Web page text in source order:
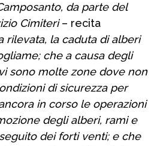
da parte del
Cimiteri– recita
rilevata, la caduta di alberi
che a causa degli
sono molte zone dove non
di sicurezza per
in corso le operazioni
degli alberi, rami e
dei forti venti; e che